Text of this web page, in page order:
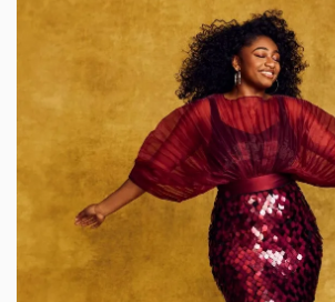
КАТЕГОРИИ
Wine&Dine
Подкасти
Мода
Dialogue
Изкуство
Красота
ЗА НАС
Условия за
ползване
За нас
Реклама
Политика за
ModerenDom